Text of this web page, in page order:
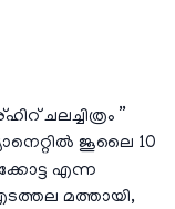
ചലച്ചിത്രം ”
ജൂലൈ 10
എന്ന
മത്തായി,